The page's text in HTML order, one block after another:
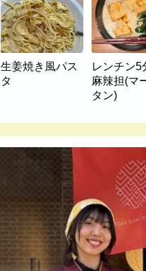
生姜焼き風パス
タ
レンチン5
麻辣担(マ
タン)